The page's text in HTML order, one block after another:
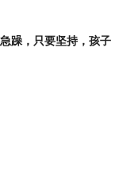
躁，只要坚持，孩子